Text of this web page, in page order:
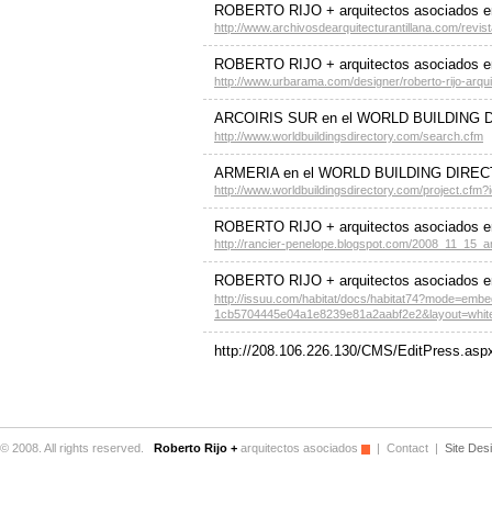
ROBERTO RIJO + arquitectos asociados
http://www.archivosdearquitecturantillana.com/
ROBERTO RIJO + arquitectos asociados
http://www.urbarama.com/designer/roberto-rijo-
ARCOIRIS SUR en el WORLD BUILDING
http://www.worldbuildingsdirectory.com/search.cfm
ARMERIA en el WORLD BUILDING
http://www.worldbuildingsdirectory.com/
ROBERTO RIJO + arquitectos asociados
http://rancier-penelope.blogspot.com/
ROBERTO RIJO + arquitectos asociados
http://issuu.com/habitat/docs/
http://208.106.226.130/CMS/
El diseño es el eje central de nuestro
© 2008. All rights reserved. Roberto Rijo + arquitectos asociados | Contact | Site